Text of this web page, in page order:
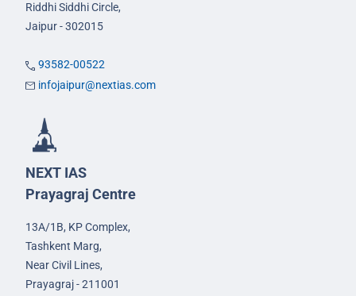
Riddhi Siddhi Circle,
Jaipur - 302015
93582-00522
infojaipur@nextias.com
NEXT IAS
Prayagraj Centre
13A/1B, KP Complex,
Tashkent Marg,
Near Civil Lines,
Prayagraj - 211001